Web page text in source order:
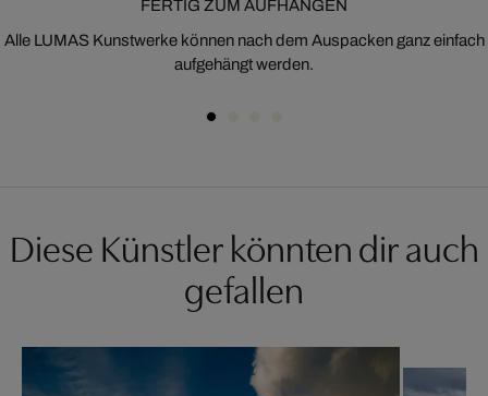
FERTIG ZUM AUFHÄNGEN
Alle LUMAS Kunstwerke können nach dem Auspacken ganz einfach
aufgehängt werden.
Diese Künstler könnten dir auch
gefallen